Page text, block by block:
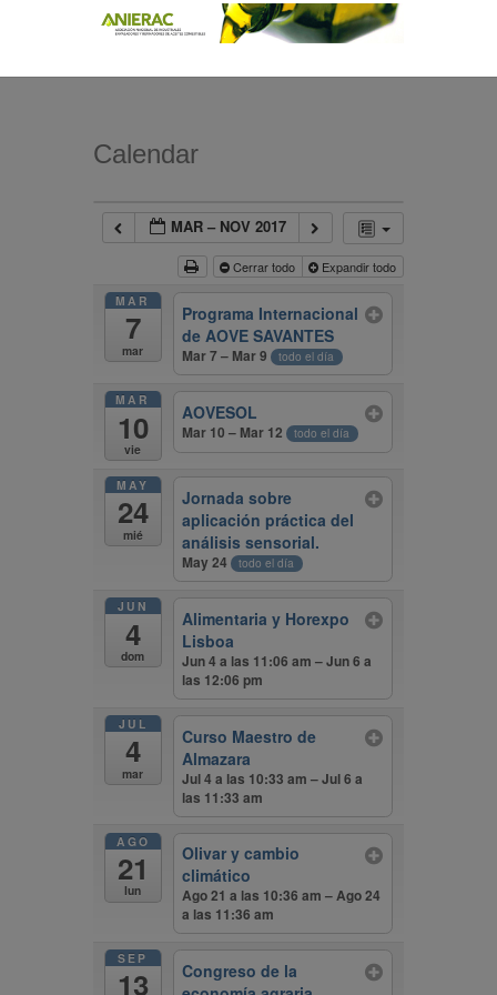
Calendar
MAR – NOV 2017
Cerrar todo Expandir todo
MAR
7
mar
Programa Internacional
de AOVE SAVANTES
Mar 7 – Mar 9 todo el día
MAR
10
vie
AOVESOL
Mar 10 – Mar 12 todo el día
MAY
24
mié
Jornada sobre
aplicación práctica del
análisis sensorial.
May 24 todo el día
JUN
4
dom
Alimentaria y Horexpo
Lisboa
Jun 4 a las 11:06 am – Jun 6 a
las 12:06 pm
JUL
4
mar
Curso Maestro de
Almazara
Jul 4 a las 10:33 am – Jul 6 a
las 11:33 am
AGO
21
lun
Olivar y cambio
climático
Ago 21 a las 10:36 am – Ago 24
a las 11:36 am
SEP
13
Congreso de la